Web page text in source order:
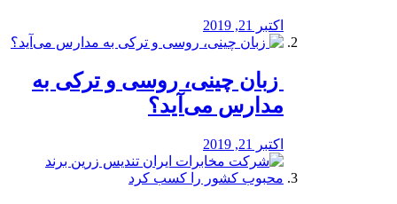
اکتبر 21, 2019
️ زبان چینی، روسی و ترکی به
مدارس می‌آید؟
اکتبر 21, 2019